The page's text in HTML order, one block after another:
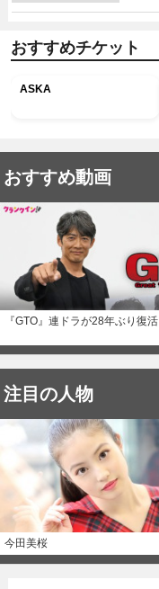
おすすめチケット
ASKA
おすすめ動画
『GTO』連ドラが28年ぶり復活
注目の人物
今田美桜